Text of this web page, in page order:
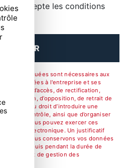
j'accepte les conditions
**
ENVOYER
communiquées sont nécessaires aux
sont destinées à l'entreprise et ses
de droits d’accès, de rectification,
de limitation, d’opposition, de retrait de
et du droit d’introduire une
de contrôle, ainsi que d’organiser
mortem. Vous pouvez exercer ces
courrier électronique. Un justificatif
Nous conservons vos données
contact puis pendant la durée de
et de gestion des